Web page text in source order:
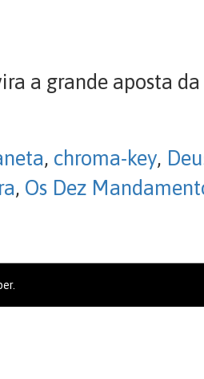
a grande aposta
, chroma-key,
, Os Dez